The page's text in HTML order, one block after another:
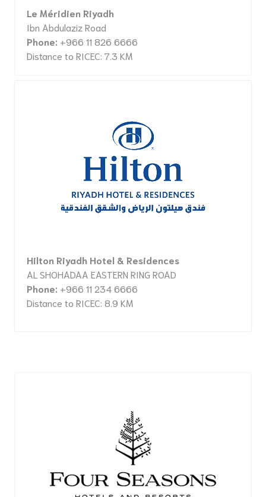
Le Méridien Riyadh
Ibn Abdulaziz Road
Phone: +966 11 826 6666
Distance to RICEC: 7.3 KM
Hilton Riyadh Hotel & Residences
AL SHOHADAA EASTERN RING ROAD
Phone: +966 11 234 6666
Distance to RICEC: 8.9 KM